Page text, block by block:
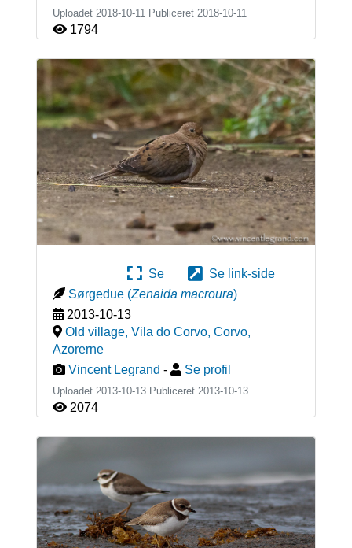
Uploadet 2018-10-11 Publiceret 2018-10-11
1794
Se
Se link-side
Sørgedue (Zenaida macroura)
2013-10-13
Old village, Vila do Corvo, Corvo,
Azorerne
Vincent Legrand - Se profil
Uploadet 2013-10-13 Publiceret 2013-10-13
2074